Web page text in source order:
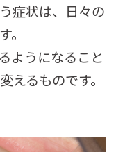
症状は、日々の
ようになること
えるものです。